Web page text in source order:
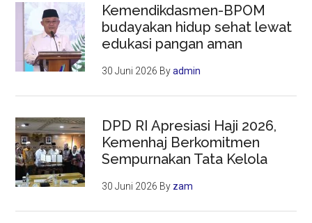
Kemendikdasmen-BPOM
budayakan hidup sehat lewat
edukasi pangan aman
30 Juni 2026 Byadmin
DPD RI Apresiasi Haji 2026,
Kemenhaj Berkomitmen
Sempurnakan Tata Kelola
30 Juni 2026 By zam